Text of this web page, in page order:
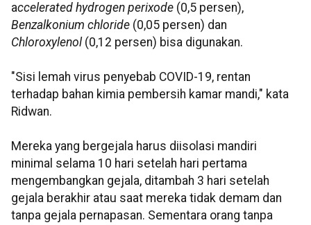
accelerated hydrogen perixode (0,5 persen),
Benzalkonium chloride (0,05 persen) dan
Chloroxylenol (0,12 persen) bisa digunakan.
"Sisi lemah virus penyebab COVID-19, rentan
terhadap bahan kimia pembersih kamar mandi," kata
Ridwan.
Mereka yang bergejala harus diisolasi mandiri
minimal selama 10 hari setelah hari pertama
mengembangkan gejala, ditambah 3 hari setelah
gejala berakhir atau saat mereka tidak demam dan
tanpa gejala pernapasan. Sementara orang tanpa